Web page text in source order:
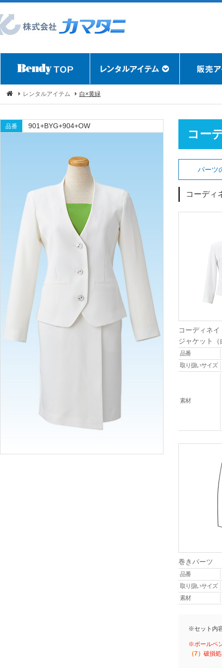
レンタルアイテム 白×黄緑
品番 901+BYG+904+OW
コー
パーツ
コーディ
コーディネ
ジャケット（
品番
取り扱いサイズ
素材
巻きパーツ
品番
取り扱いサイズ
素材
※セット内
※ボールペ
（7） 破損